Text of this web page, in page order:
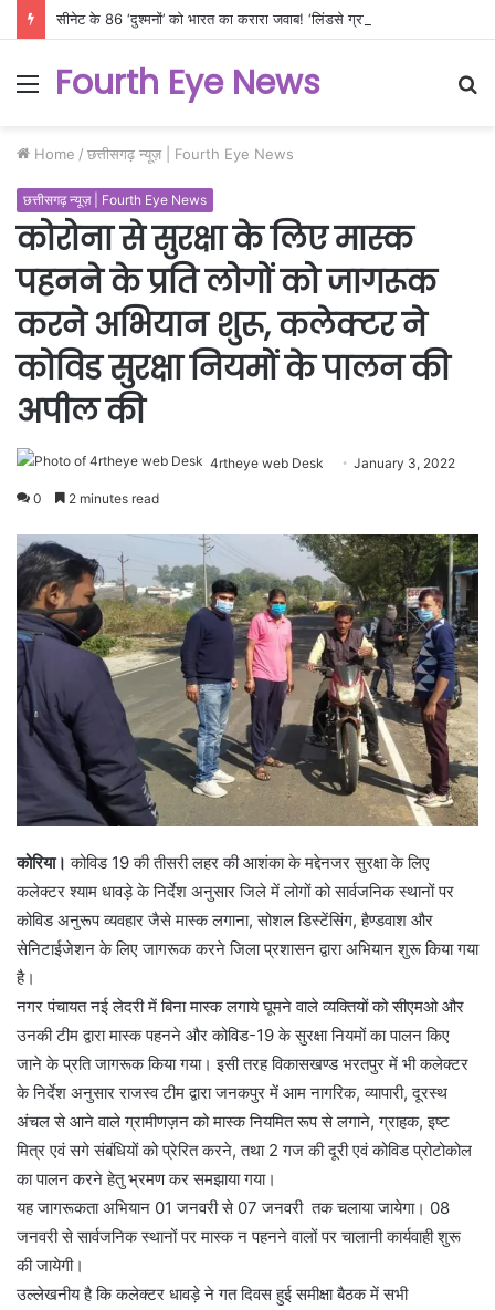
Menu
Fourth Eye News
Home / छत्तीसगढ़ न्यूज़ | Fourth Eye News
छत्तीसगढ़ न्यूज़ | Fourth Eye News
कोरोना से सुरक्षा के लिए मास्क
पहनने के प्रति लोगों को जागरूक
करने अभियान शुरू, कलेक्टर ने
कोविड सुरक्षा नियमों के पालन की
अपील की
4rtheye web Desk January 3, 2022
0 2 minutes read
कोरिया।कोविड 19 की तीसरी लहर की आशंका के मद्देनजर सुरक्षा के लिए
कलेक्टर श्याम धावड़े के निर्देश अनुसार जिले में लोगों को सार्वजनिक स्थानों पर
कोविड अनुरूप व्यवहार जैसे मास्क लगाना, सोशल डिस्टेंसिंग, हैण्डवाश और
सेनिटाईजेशन के लिए जागरूक करने जिला प्रशासन द्वारा अभियान शुरू किया गया
है।
नगर पंचायत नई लेदरी में बिना मास्क लगाये घूमने वाले व्यक्तियों को सीएमओ और
उनकी टीम द्वारा मास्क पहनने और कोविड-19 के सुरक्षा नियमों का पालन किए
जाने के प्रति जागरूक किया गया। इसी तरह विकासखण्ड भरतपुर में भी कलेक्टर
के निर्देश अनुसार राजस्व टीम द्वारा जनकपुर में आम नागरिक, व्यापारी, दूरस्थ
अंचल से आने वाले ग्रामीणज़न को मास्क नियमित रूप से लगाने, ग्राहक, इष्ट
मित्र एवं सगे संबंधियों को प्रेरित करने, तथा 2 गज की दूरी एवं कोविड प्रोटोकोल
का पालन करने हेतु भ्रमण कर समझाया गया।
यह जागरूकता अभियान 01 जनवरी से 07 जनवरी तक चलाया जायेगा। 08
जनवरी से सार्वजनिक स्थानों पर मास्क न पहनने वालों पर चालानी कार्यवाही शुरू
की जायेगी।
उल्लेखनीय है कि कलेक्टर धावड़े ने गत दिवस हुई समीक्षा बैठक में सभी